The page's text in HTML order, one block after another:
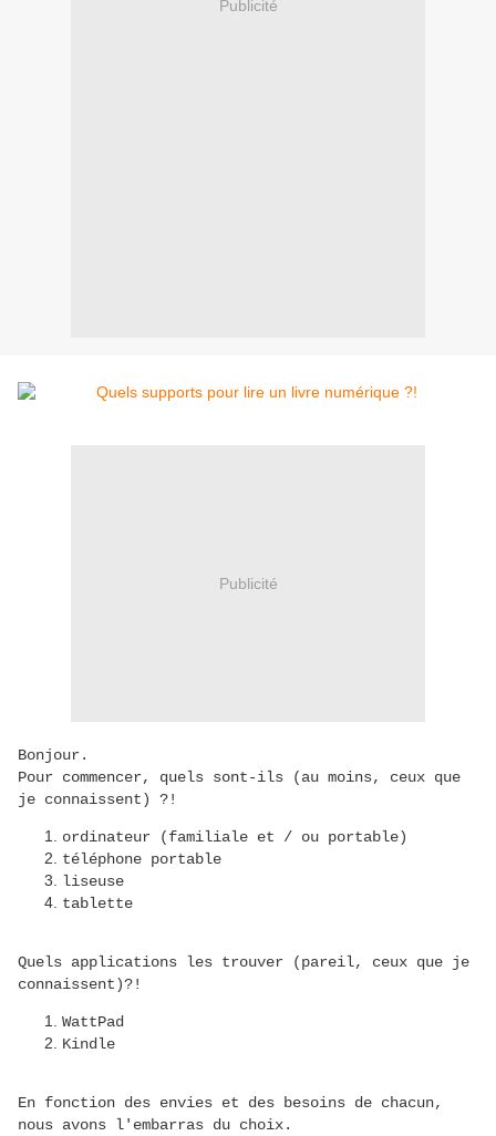
Publicité
Publicité
Bonjour.
Pour commencer, quels sont-ils (au moins, ceux que
je connaissent) ?!
ordinateur (familiale et / ou portable)
téléphone portable
liseuse
tablette
Quels applications les trouver (pareil, ceux que je
connaissent)?!
WattPad
Kindle
En fonction des envies et des besoins de chacun,
nous avons l'embarras du choix.